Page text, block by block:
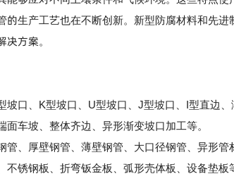
生产工艺也在不断创新。新型防腐材料和先进
方案。
、K型坡口、U型坡口、J型坡口、I型直边、
车坡、整体齐边、异形渐变坡口加工等。
厚壁钢管、薄壁钢管、大口径钢管、异形管
钢板、折弯钣金板、弧形壳体板、设备垫板